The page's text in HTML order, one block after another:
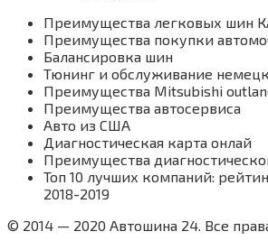
Преимущества легковых
Преимущества покупки
Балансировка шин
Тюнинг и обслуживание
Преимущества Mitsubishi
Преимущества автосервиса
Авто из США
Диагностическая карта онлай
Преимущества
Топ 10 лучших компаний:
2018-2019
© 2014 — 2020 Автошина 24. Все